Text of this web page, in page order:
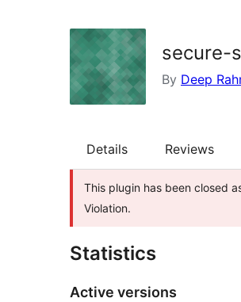
secure-
By Deep
Details Reviews
This plugin has been closed
Violation.
Statistics
Active versions